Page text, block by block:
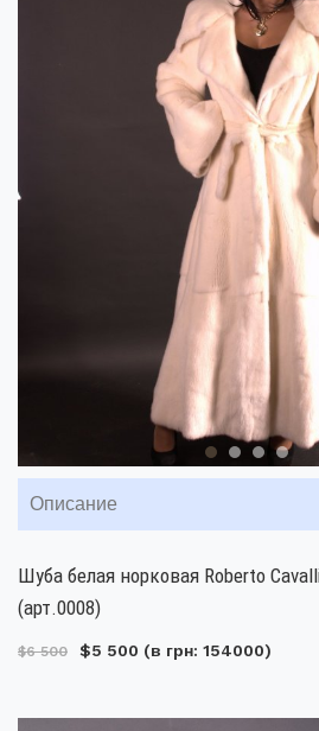
Описание
Шуба белая норковая Roberto
(арт.0008)
$6 500 $5 500 (в грн: 154000)